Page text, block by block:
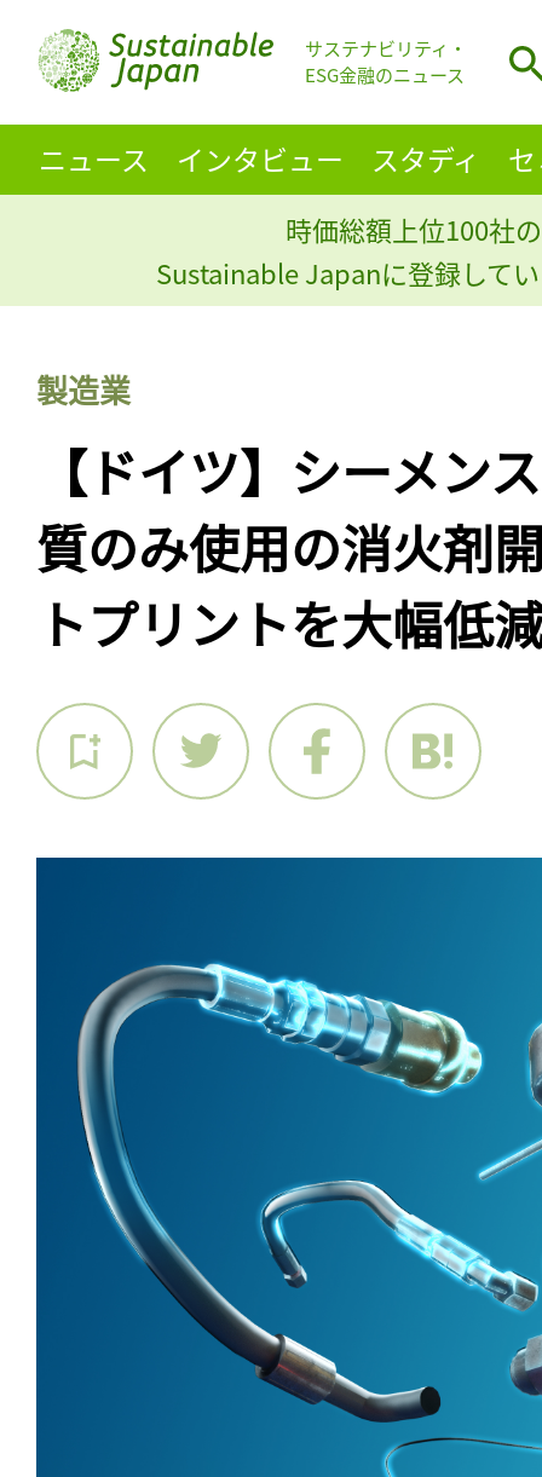
サステナビリティ・
ESG金融のニュース
ニュース インタビュー スタディ
時価総額上位100社
Sustainable Japanに登録して
製造業
【ドイツ】シーメン
質のみ使用の消火剤
トプリントを大幅低